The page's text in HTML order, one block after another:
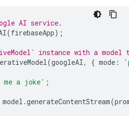
AI service.
(firebaseApp);
instance with a model
(googleAI, { mode :
a joke' ;
model .generateContentStream(